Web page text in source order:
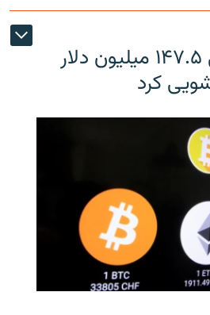
رویترز: کره شمالی ۱۴۷.۵ میلیون دلار
کرد